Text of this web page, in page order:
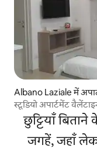
Albano Laziale में
स्टूडियो अपार्टमेंट
छुट्टियाँ
जगहें, जहाँ